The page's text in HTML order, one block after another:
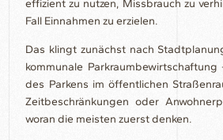
effizient zu nutzen, Missbrauch zu
Fall Einnahmen zu erzielen.
Das klingt zunächst nach
kommunale
des Parkens im öffentlichen
Zeitbeschränkungen oder
woran die meisten zuerst denken.